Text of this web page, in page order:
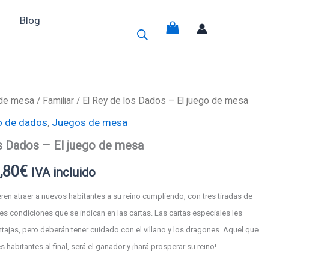
Blog
mesa / Familiar / El Rey de los Dados – El juego de mesa
de dados, Juegos de mesa
Dados – El juego de mesa
€
El
precio
actual
es:
28,80€.
IVA incluido
atraer a nuevos habitantes a su reino cumpliendo, con tres tiradas de
condiciones que se indican en las cartas. Las cartas especiales les
pero deberán tener cuidado con el villano y los dragones. Aquel que
habitantes al final, será el ganador y ¡hará prosperar su reino!